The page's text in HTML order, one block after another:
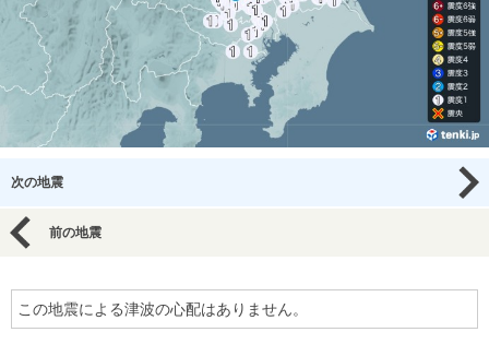
次の地震
前の地震
この地震による津波の心配はありません。